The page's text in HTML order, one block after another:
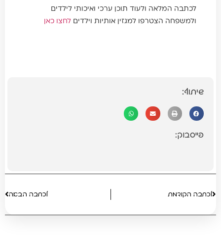
לכתבה המלאה ולעוד תוכן ערכי ואיכותי לילדים
ולמשפחה הצטרפו למגזין אותיות וילדים לחצו כאן
שיתוף:
פייסבוק:
לכתבה הקודמת לכתבה הבאה